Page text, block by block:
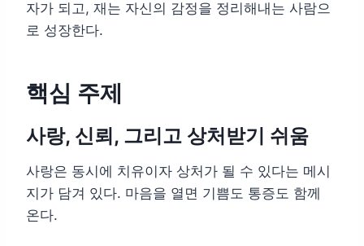
자가 되고, 재는 자신의 감정을 정리해내는 사람으
로 성장한다.
핵심 주제
사랑, 신뢰, 그리고 상처받기 쉬움
사랑은 동시에 치유이자 상처가 될 수 있다는 메시
지가 담겨 있다. 마음을 열면 기쁨도 통증도 함께
온다.